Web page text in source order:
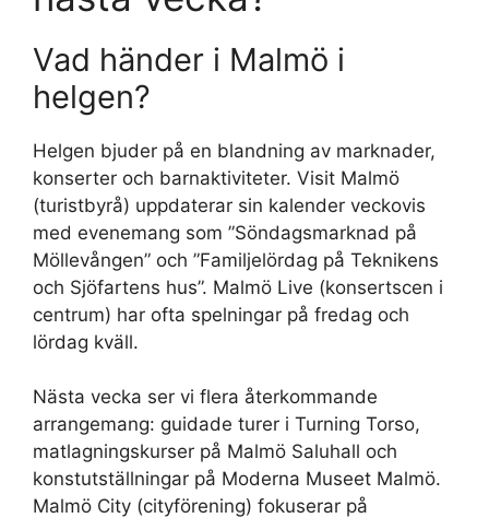
Vad händer i Malmö i
helgen?
Helgen bjuder på en blandning av marknader,
konserter och barnaktiviteter. Visit Malmö
(turistbyrå) uppdaterar sin kalender veckovis
med evenemang som ”Söndagsmarknad på
Möllevången” och ”Familjelördag på Teknikens
och Sjöfartens hus”. Malmö Live (konsertscen i
centrum) har ofta spelningar på fredag och
lördag kväll.
Nästa vecka ser vi flera återkommande
arrangemang: guidade turer i Turning Torso,
matlagningskurser på Malmö Saluhall och
konstutställningar på Moderna Museet Malmö.
Malmö City (cityförening) fokuserar på